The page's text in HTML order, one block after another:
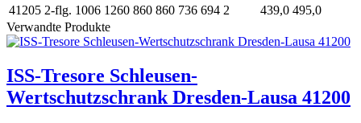
41205 2-flg. 1006 1260 860 860 736 694 2 439,0 495,0
Verwandte Produkte
ISS-Tresore Schleusen-
Wertschutzschrank Dresden-Lausa 41200